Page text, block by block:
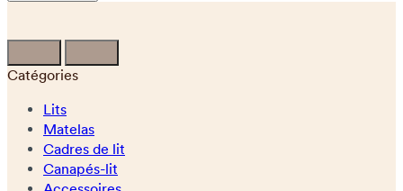
Catégories
Lits
Matelas
Cadres de lit
Canapés-lit